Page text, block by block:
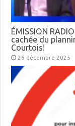
ÉMISSION
cachée du
Courtois!
26 décembre 2025